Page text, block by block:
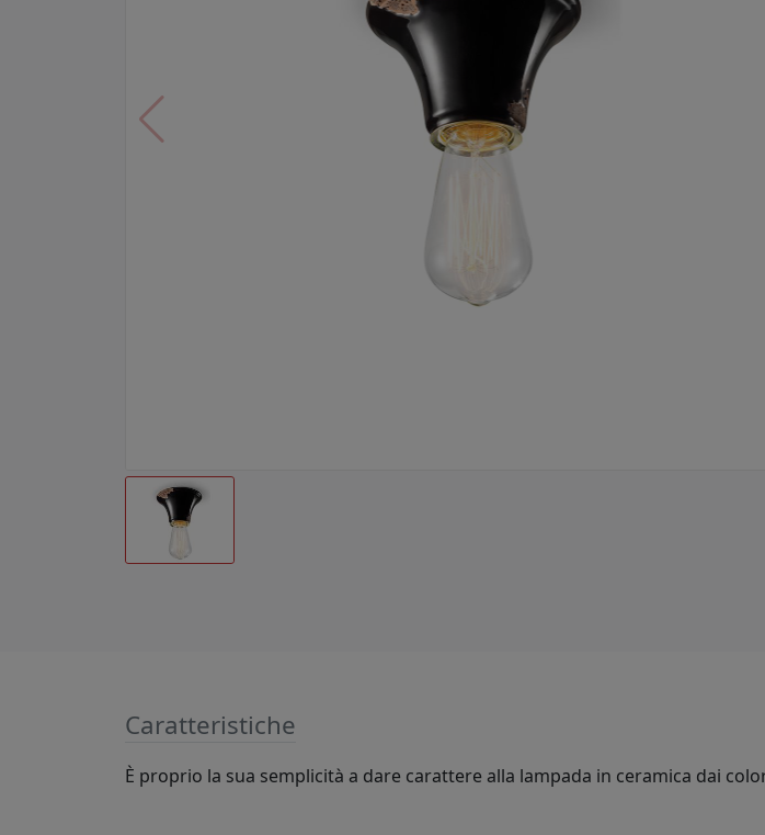
Caratteristiche
È proprio la sua semplicità a dare carattere alla lampada in ceramica dai